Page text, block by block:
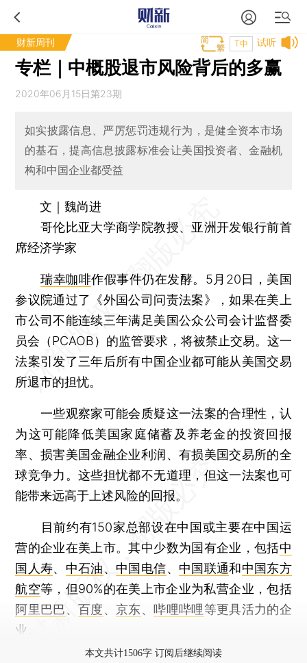
财新周刊 试听
T中
专栏｜中概股退市风险背后的多赢
2020年06月15日第23期
如实披露信息、严厉惩罚违规行为，是健全资本市场
的基石，提高信息披露标准会让美国投资者、金融机
构和中国企业都受益
文｜魏尚进
哥伦比亚大学商学院教授、亚洲开发银行前首
席经济学家
瑞幸咖啡作假事件仍在发酵。5月20日，美国
参议院通过了《外国公司问责法案》，如果在美上
市公司不能连续三年满足美国公众公司会计监督委
员会（PCAOB）的监管要求，将被禁止交易。这一
法案引发了三年后所有中国企业都可能从美国交易
所退市的担忧。
一些观察家可能会质疑这一法案的合理性，认
为这可能降低美国家庭储蓄及养老金的投资回报
率、损害美国金融企业利润、有损美国交易所的全
球竞争力。这些担忧都不无道理，但这一法案也可
能带来远高于上述风险的回报。
目前约有150家总部设在中国或主要在中国运
营的企业在美上市。其中少数为国有企业，包括中
国人寿、 中石油、 中国电信、 中国联通和中国东方
航空等，但90%的在美上市企业为私营企业，包括
阿里巴巴、百度、京东、哔哩哔哩等更具活力的企
业。
本文共计1506字 订阅后继续阅读